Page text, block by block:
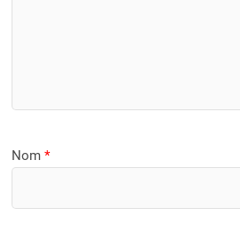
Nom*